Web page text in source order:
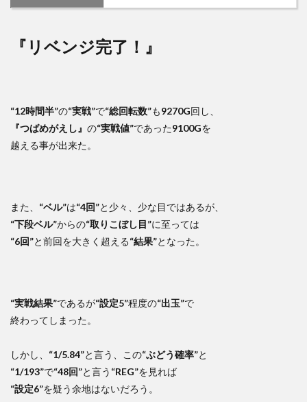
『リベンジ完了！』
“12時間半”の“実戦”で“総回転数”も9270G回し、
『つばめがえし』 の“実戦値”であった9100Gを
越える事が出来た。
また、 “ベル”は“4回”と少々、少な目ではあるが、
“下段ベル”からの“取りこぼし目”に至っては
“6回”と前回を大きく超える“結果”となった。
“実戦結果”であるが“設定5”程度の“出玉”で
終わってしまった。
しかし、 “1/5.84”と言う、この“ぶどう確率”と
“1/193”で“48回”と言う “REG”を見れば
“設定6”を疑う余地はないだろう。